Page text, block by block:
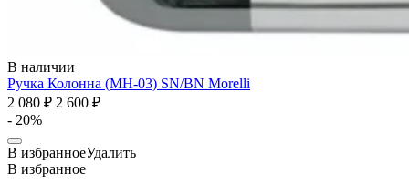
В наличии
Ручка Колонна (MH-03) SN/BN Morelli
2 080 ₽ 2 600 ₽
- 20%
В избранноеУдалить
В избранное